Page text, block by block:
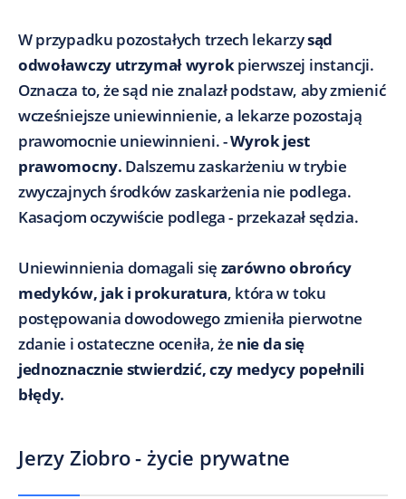
W przypadku pozostałych trzech lekarzysąd
odwoławczy utrzymał wyrokpierwszej instancji.
Oznacza to, że sąd nie znalazł podstaw, aby zmienić
wcześniejsze uniewinnienie, a lekarze pozostają
prawomocnie uniewinnieni. -Wyrok jest
prawomocny. Dalszemu zaskarżeniu w trybie
zwyczajnych środków zaskarżenia nie podlega.
Kasacjom oczywiście podlega - przekazał sędzia.
Uniewinnienia domagali się zarówno obrońcy
medyków, jak i prokuratura, która w toku
postępowania dowodowego zmieniła pierwotne
zdanie i ostateczne oceniła, że nie da się
jednoznacznie stwierdzić, czy medycy popełnili
błędy.
Jerzy Ziobro - życie prywatne